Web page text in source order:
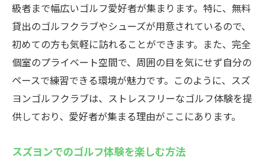
級者まで幅広いゴルフ愛好者が集まります。特に、無料
貸出のゴルフクラブやシューズが用意されているので、
初めての方も気軽に訪れることができます。また、完全
個室のプライベート空間で、周囲の目を気にせず自分の
ペースで練習できる環境が魅力です。このように、スズ
ヨンゴルフクラブは、ストレスフリーなゴルフ体験を提
供しており、愛好者が集まる理由がここにあります。
スズヨンでのゴルフ体験を楽しむ方法